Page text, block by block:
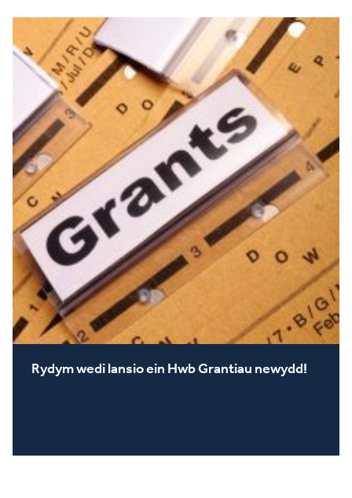
Rydym wedi lansio ein Hwb Grantiau newydd!